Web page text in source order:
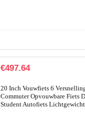
€497.64
20 Inch Vouwfiets 6
Commuter Opvouwbare Fiets
Student Autofiets